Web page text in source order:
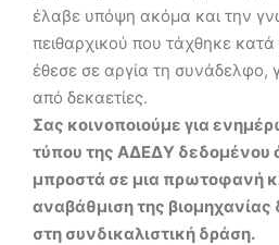
έλαβε υπόψη ακόμα και την
πειθαρχικού που τάχθηκε
έθεσε σε αργία τη συνάδελφο,
από δεκαετίες.
Σας κοινοποιούμε για
τύπου της ΑΔΕΔΥ δεδομένου
μπροστά σε μια πρωτοφανή
αναβάθμιση της
στη συνδικαλιστική δράση.